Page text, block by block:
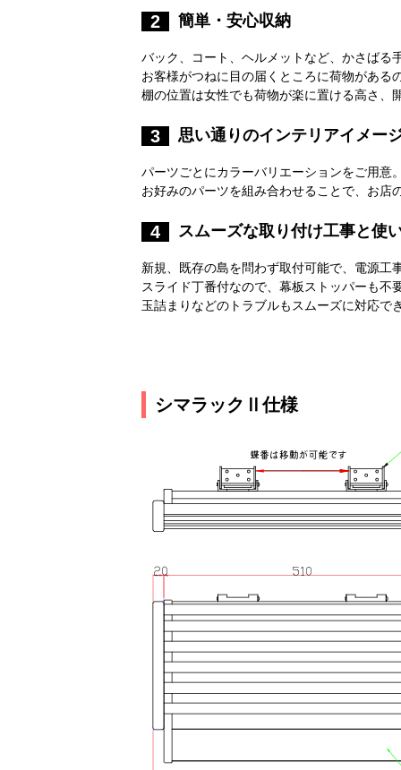
2 簡単・安心収納
バック、コート、ヘルメットなど、かさばる
お客様がつねに目の届くところに荷物がある
棚の位置は女性でも荷物が楽に置ける高さ、
3 思い通りのインテリアイメー
パーツごとにカラーバリエーションをご用意
お好みのパーツを組み合わせることで、お
4 スムーズな取り付け工事と使
新規、既存の島を問わず取付可能で、電源工
スライド丁番付なので、幕板ストッパーも不
玉詰まりなどのトラブルもスムーズに対応で
シマラックⅡ仕様